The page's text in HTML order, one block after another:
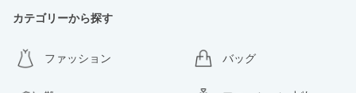
カテゴリーから探す
ファッション バッグ